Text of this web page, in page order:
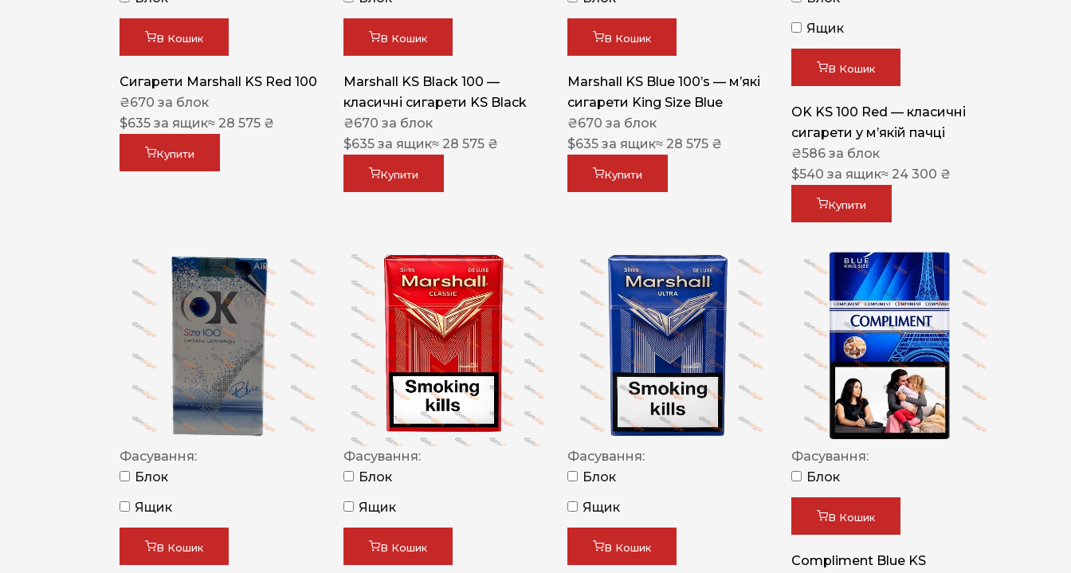
Nistru
Focus
De Santis
MONUS
NERO
NERO
Гуцульскі
Italian Blend 821
В Кошик
Сигарети Marshall KS Red 100
₴670 за блок
$635 за ящик≈ 28 575 ₴
Купити
В Кошик
Marshall KS Black 100 —
класичні сигарети KS Black
₴670 за блок
$635 за ящик≈ 28 575 ₴
Купити
В Кошик
Marshall KS Blue 100’s — м’які
сигарети King Size Blue
₴670 за блок
$635 за ящик≈ 28 575 ₴
Купити
Ящик
В Кошик
OK KS 100 Red — класичні
сигарети у м’якій пачці
₴586 за блок
$540 за ящик≈ 24 300 ₴
Купити
Фасування:
Блок
Ящик
В Кошик
Фасування:
Блок
Ящик
В Кошик
Фасування:
Блок
Ящик
В Кошик
Фасування:
Блок
В Кошик
Compliment Blue KS